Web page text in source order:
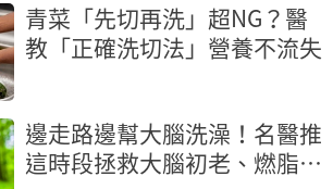
青菜「先切再洗」超NG？醫
教「正確洗切法」營養不流失
邊走路邊幫大腦洗澡！名醫推
這時段拯救大腦初老、燃脂又